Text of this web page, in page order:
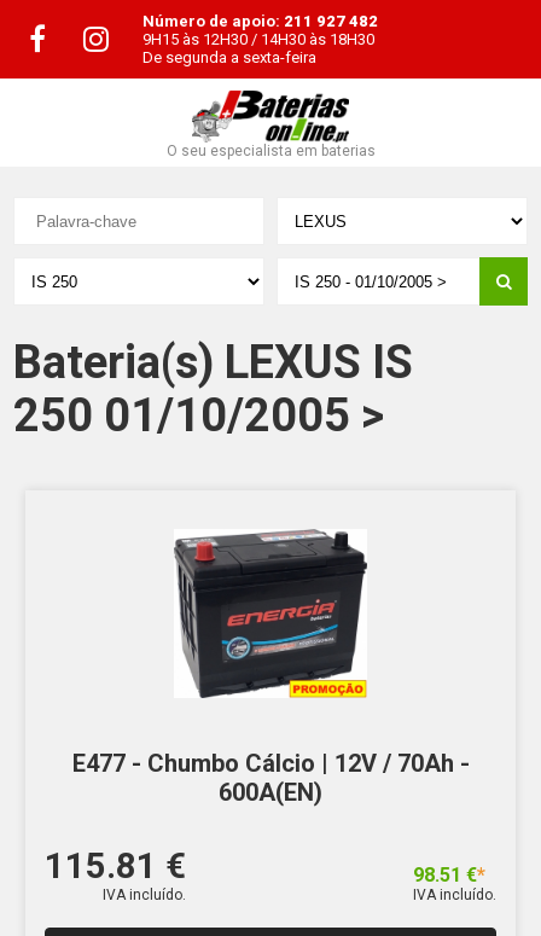
Número de apoio: 211 927 482
9H15 às 12H30 / 14H30 às 18H30
De segunda a sexta-feira
O seu especialista em baterias
Bateria(s) LEXUS IS
250 01/10/2005 >
E477 - Chumbo Cálcio | 12V / 70Ah -
600A(EN)
115.81 €
IVA incluído.
98.51 €*
IVA incluído.